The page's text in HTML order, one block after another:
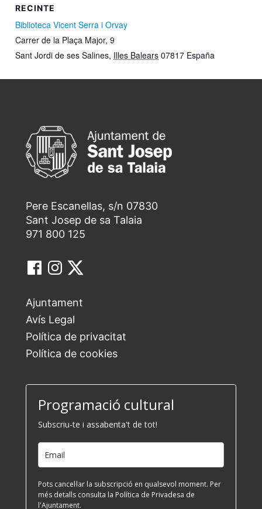
RECINTE
Biblioteca Vicent Serra i Orvay
Carrer de la Plaça Major, 9
Sant Jordi de ses Salines, Illes Balears 07817 España
Pere Escanellas, s/n 07830
Sant Josep de sa Talaia
971 800 125
Ajuntament
Avís Legal
Política de privacitat
Política de cookies
Programació cultural
Subscriu-te i assabenta't de tot!
Pots cancel·lar la subscripció en qualsevol moment. Per
més detalls consulta la Política de Privadesa de
l'Ajuntament.